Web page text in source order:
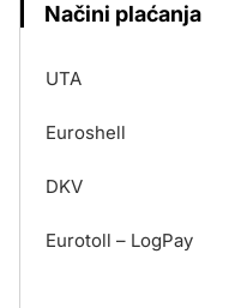
Načini plaćanja
UTA
Euroshell
DKV
Eurotoll – LogPay